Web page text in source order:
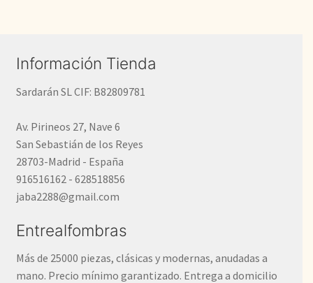
Información Tienda
Sardarán SL CIF: B82809781
Av. Pirineos 27, Nave 6
San Sebastián de los Reyes
28703-Madrid - España
916516162 - 628518856
jaba2288@gmail.com
Entrealfombras
Más de 25000 piezas, clásicas y modernas, anudadas a
mano. Precio mínimo garantizado. Entrega a domicilio